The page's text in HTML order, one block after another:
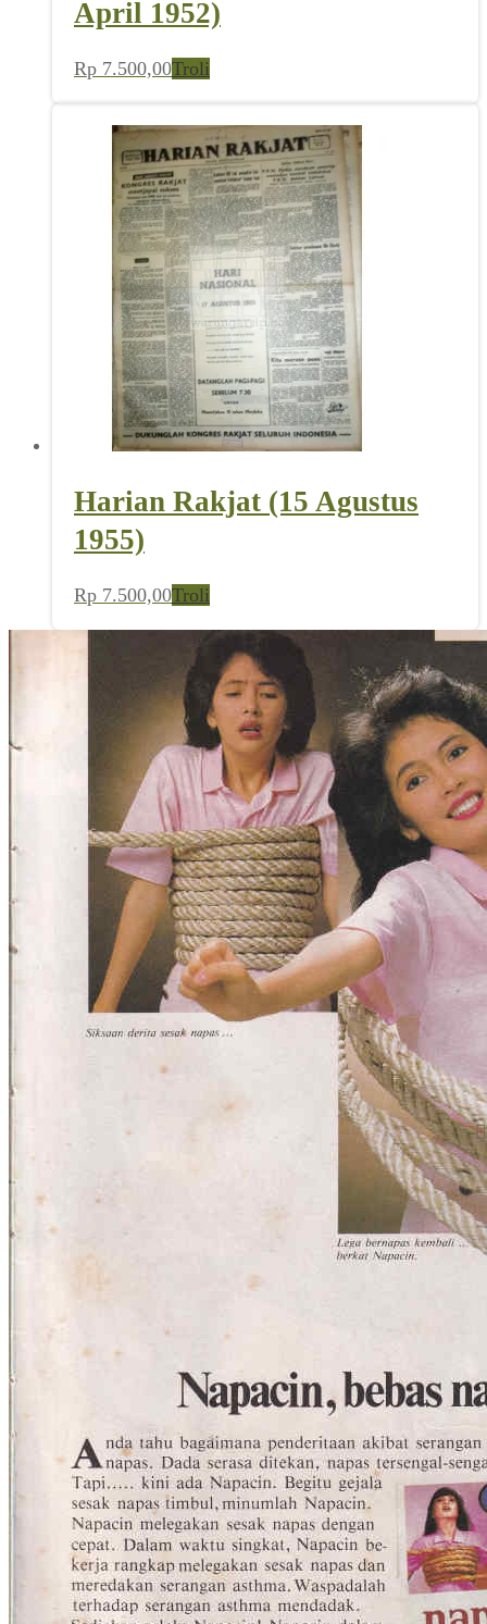
April 1952)
Rp 7.500,00Troli
Harian Rakjat (15 Agustus
1955)
Rp 7.500,00Troli